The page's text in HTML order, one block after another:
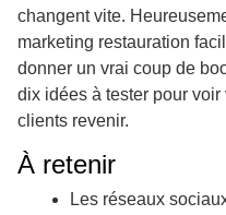
changent vite.
marketing restauration
donner un vrai coup de
dix idées à tester pour
clients revenir.
À retenir
Les réseaux